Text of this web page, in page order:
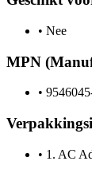
• Nee
MPN
•
• 1. AC